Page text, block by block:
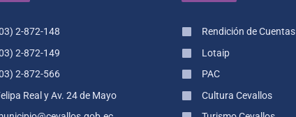
2-872-148
2-872-149
2-872-566
Real y Av. 24 de Mayo
Rendición de Cuentas
Lotaip
PAC
Cultura Cevallos